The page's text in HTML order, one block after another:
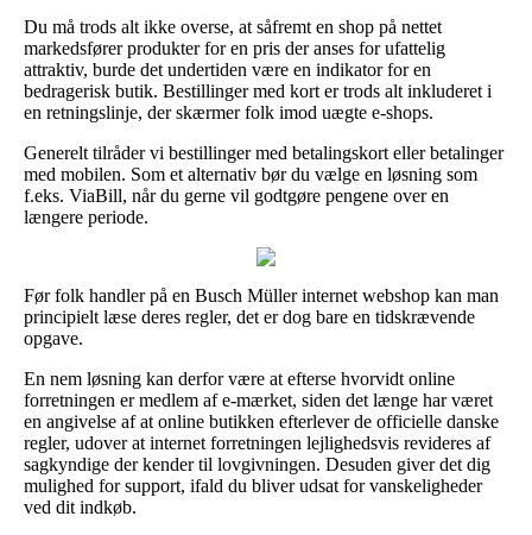
Du må trods alt ikke overse, at såfremt en shop på nettet
markedsfører produkter for en pris der anses for ufattelig
attraktiv, burde det undertiden være en indikator for en
bedragerisk butik. Bestillinger med kort er trods alt inkluderet i
en retningslinje, der skærmer folk imod uægte e-shops.
Generelt tilråder vi bestillinger med betalingskort eller betalinger
med mobilen. Som et alternativ bør du vælge en løsning som
f.eks. ViaBill, når du gerne vil godtgøre pengene over en
længere periode.
Før folk handler på en Busch Müller internet webshop kan man
principielt læse deres regler, det er dog bare en tidskrævende
opgave.
En nem løsning kan derfor være at efterse hvorvidt online
forretningen er medlem af e-mærket, siden det længe har været
en angivelse af at online butikken efterlever de officielle danske
regler, udover at internet forretningen lejlighedsvis revideres af
sagkyndige der kender til lovgivningen. Desuden giver det dig
mulighed for support, ifald du bliver udsat for vanskeligheder
ved dit indkøb.